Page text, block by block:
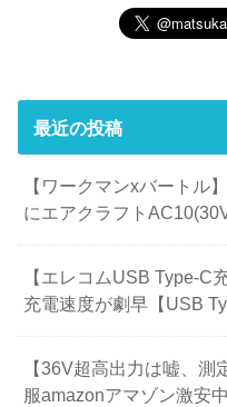
最近の投稿
【ワークマンxバートル
にエアクラフト
【エレコムUSB Type-C
充電速度が劇早【USB
【36V超高出力は嘘、
服amazonアマゾン激安